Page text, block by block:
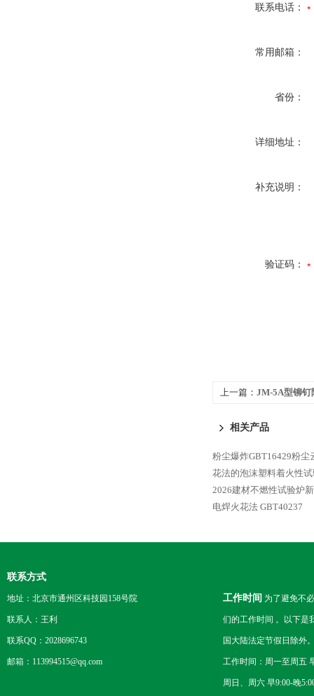
联系电话：
常用邮箱：
省份：
详细地址：
补充说明：
验证码：
上一篇： JM-5A型铆钉
相关产品
粉尘爆炸GBT16429粉尘
花法的泡沫塑料着火性
2026建材不燃性试验炉
电焊火花法 GBT40237
联系方式
地址：北京市通州区科技园158号院
联系人：王利
联系QQ：2028696743
邮箱：113994515@qq.com
工作时间 为了避免不
们的工作时间 。以下是
国大陆法定节假日除外
工作时间：周一至周五
周日、周六 早9:00-晚